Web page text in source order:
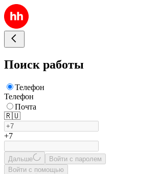
Поиск работы
Телефон
Телефон
Почта
🇷🇺
+7
Дальше
Войти с паролем
Войти с помощью